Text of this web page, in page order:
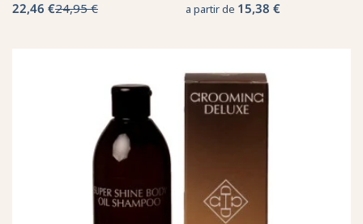
22,46 €24,95 € a partir de 15,38 €